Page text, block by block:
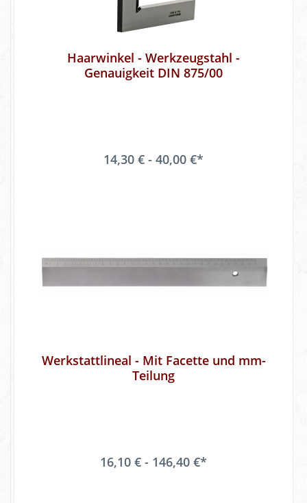
Haarwinkel - Werkzeugstahl -
Genauigkeit DIN 875/00
14,30 € - 40,00 €*
Werkstattlineal - Mit Facette und mm-
Teilung
16,10 € - 146,40 €*